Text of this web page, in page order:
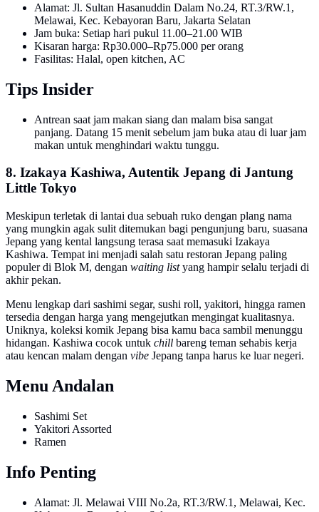
Alamat: Jl. Sultan Hasanuddin Dalam No.24, RT.3/RW.1,
Melawai, Kec. Kebayoran Baru, Jakarta Selatan
Jam buka: Setiap hari pukul 11.00–21.00 WIB
Kisaran harga: Rp30.000–Rp75.000 per orang
Fasilitas: Halal, open kitchen, AC
Tips Insider
Antrean saat jam makan siang dan malam bisa sangat
panjang. Datang 15 menit sebelum jam buka atau di luar jam
makan untuk menghindari waktu tunggu.
8. Izakaya Kashiwa, Autentik Jepang di Jantung
Little Tokyo
Meskipun terletak di lantai dua sebuah ruko dengan plang nama
yang mungkin agak sulit ditemukan bagi pengunjung baru, suasana
Jepang yang kental langsung terasa saat memasuki Izakaya
Kashiwa. Tempat ini menjadi salah satu restoran Jepang paling
populer di Blok M, dengan waiting listyang hampir selalu terjadi di
akhir pekan.
Menu lengkap dari sashimi segar, sushi roll, yakitori, hingga ramen
tersedia dengan harga yang mengejutkan mengingat kualitasnya.
Uniknya, koleksi komik Jepang bisa kamu baca sambil menunggu
hidangan. Kashiwa cocok untuk chill bareng teman sehabis kerja
atau kencan malam dengan vibe Jepang tanpa harus ke luar negeri.
Menu Andalan
Sashimi Set
Yakitori Assorted
Ramen
Info Penting
Alamat: Jl. Melawai VIII No.2a, RT.3/RW.1, Melawai, Kec.